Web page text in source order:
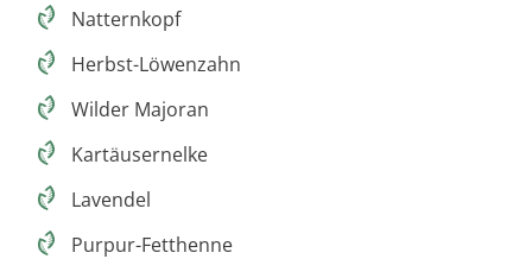
Natternkopf
Herbst-Löwenzahn
Wilder Majoran
Kartäusernelke
Lavendel
Purpur-Fetthenne